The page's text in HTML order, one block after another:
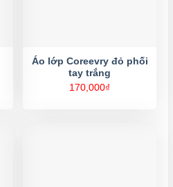
Áo lớp Coreevry đỏ phối
tay trắng
170,000₫